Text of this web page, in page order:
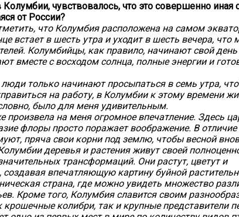
чувствовалось, что это совершенно иная
от России?
что Колумбия расположена на самом
встает в шесть утра и уходит в шесть вечера, что
Колумбийцы, как правило, начинают свой
вместе с восходом солнца, полные энергии и
только начинают просыпаться в семь утра,
на работу, в Колумбии к этому времени
было для меня удивительным.
произвела на меня огромное впечатление. Здесь
флоры просто поражает воображение. В отличие
пряча свои корни под землю, чтобы весной
деревья и растения живут своей
трансформаций. Они растут, цветут и
создавая впечатляющую картину буйной
страна, где можно увидеть множество
Кроме того, Колумбия славится своим
колибри, так и крупные представители